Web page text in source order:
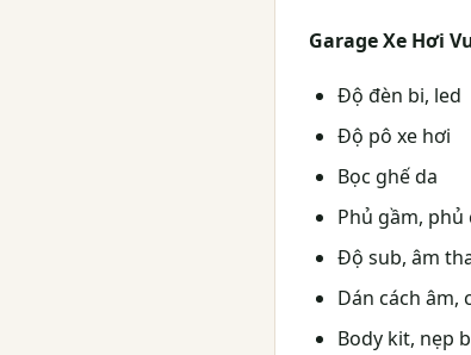
Garage Xe Hơi
Độ đèn bi, led
Độ pô xe hơi
Bọc ghế da
Phủ gầm, phủ
Độ sub, âm
Dán cách âm,
Body kit, nẹp